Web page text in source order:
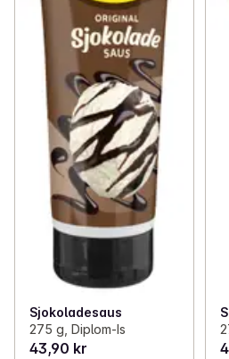
Sjokoladesaus
275 g, Diplom-Is
43,90 kr